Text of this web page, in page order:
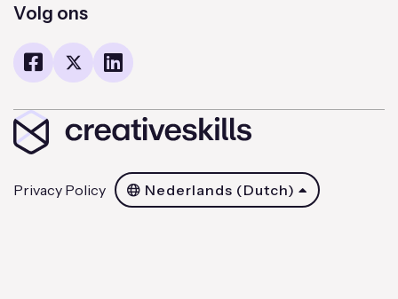
Volg ons
Privacy Policy Nederlands (Dutch)